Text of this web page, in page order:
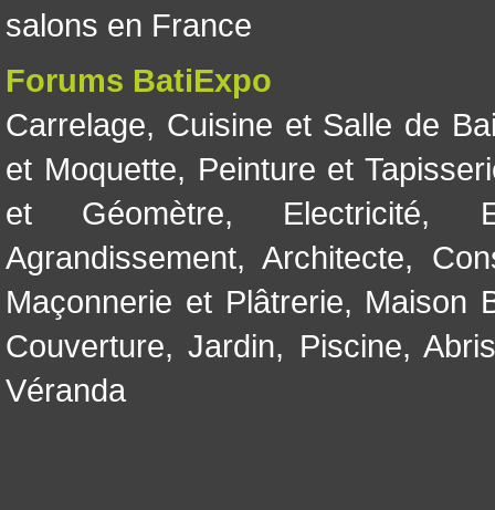
salons en France
Forums BatiExpo
Carrelage, Cuisine et Salle de
et Moquette, Peinture et
et Géomètre, Electricité,
Agrandissement, Architecte,
Maçonnerie et Plâtrerie, Maison
Couverture,Jardin, Piscine,
Véranda